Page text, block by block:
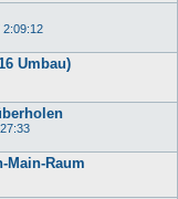
2:09:12
Umbau)
Main-Raum